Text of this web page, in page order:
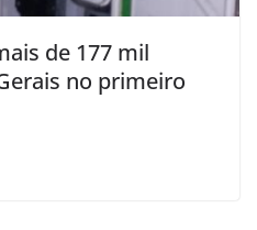
de 177 mil
no primeiro